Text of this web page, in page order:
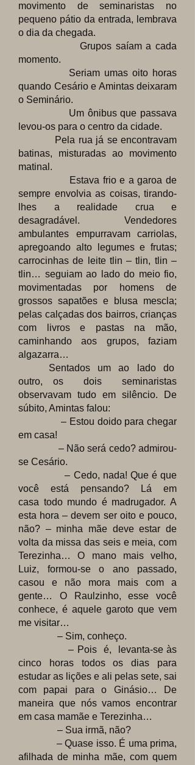
movimento de seminaristas no
pequeno pátio da entrada, lembrava
o dia da chegada.
Grupos saíam a cada
momento.
Seriam umas oito horas
quando Cesário e Amintas deixaram
o Seminário.
Um ônibus que passava
levou-os para o centro da cidade.
Pela rua já se encontravam
batinas, misturadas ao movimento
matinal.
Estava frio e a garoa de
sempre envolvia as coisas, tirando-
lhes a realidade crua e
desagradável. Vendedores
ambulantes empurravam carriolas,
apregoando alto legumes e frutas;
carrocinhas de leite tlin – tlin, tlin –
tlin… seguiam ao lado do meio fio,
movimentadas por homens de
grossos sapatões e blusa mescla;
pelas calçadas dos bairros, crianças
com livros e pastas na mão,
caminhando aos grupos, faziam
algazarra…
Sentados um ao lado do
outro, os dois seminaristas
observavam tudo em silêncio. De
súbito, Amintas falou:
– Estou doido para chegar
em casa!
– Não será cedo? admirou-
se Cesário.
– Cedo, nada! Que é que
você está pensando? Lá em
casa todo mundo é madrugador. A
esta hora – devem ser oito e pouco,
não? – minha mãe deve estar de
volta da missa das seis e meia, com
Terezinha… O mano mais velho,
Luiz, formou-se o ano passado,
casou e não mora mais com a
gente… O Raulzinho, esse você
conhece, é aquele garoto que vem
me visitar…
– Sim, conheço.
– Pois é, levanta-se às
cinco horas todos os dias para
estudar as lições e ali pelas sete, sai
com papai para o Ginásio… De
maneira que nós vamos encontrar
em casa mamãe e Terezinha…
– Sua irmã, não?
– Quase isso. É uma prima,
afilhada de minha mãe, com quem